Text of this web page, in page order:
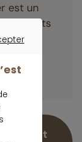
est un
projets
sont
fait